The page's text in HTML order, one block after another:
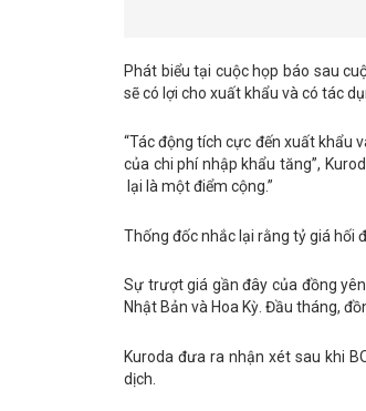
Phát biểu tại cuộc họp báo sau
sẽ có lợi cho xuất khẩu và có tác
“Tác động tích cực đến xuất khẩu
của chi phí nhập khẩu tăng”,
lại là một điểm cộng.”
Thống đốc nhắc lại rằng tỷ giá hối
Sự trượt giá gần đây của đồng
Nhật Bản và Hoa Kỳ. Đầu tháng,
Kuroda đưa ra nhận xét sau khi
dịch.